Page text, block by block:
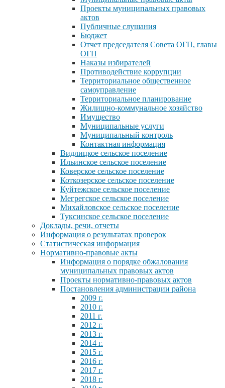
Проекты муниципальных правовых
актов
Публичные слушания
Бюджет
Отчет председателя Совета ОГП, главы
ОГП
Наказы избирателей
Противодействие коррупции
Территориальное общественное
самоуправление
Территориальное планирование
Жилищно-коммунальное хозяйство
Имущество
Муниципальные услуги
Муниципальный контроль
Контактная информация
Видлицкое сельское поселение
Ильинское сельское поселение
Коверское сельское поселение
Коткозерское сельское поселение
Куйтежское сельское поселение
Мегрегское сельское поселение
Михайловское сельское поселение
Туксинское сельское поселение
Доклады, речи, отчеты
Информация о результатах проверок
Статистическая информация
Нормативно-правовые акты
Информация о порядке обжалования
муниципальных правовых актов
Проекты нормативно-правовых актов
Постановления администрации района
2009 г.
2010 г.
2011 г.
2012 г.
2013 г.
2014 г.
2015 г.
2016 г.
2017 г.
2018 г.